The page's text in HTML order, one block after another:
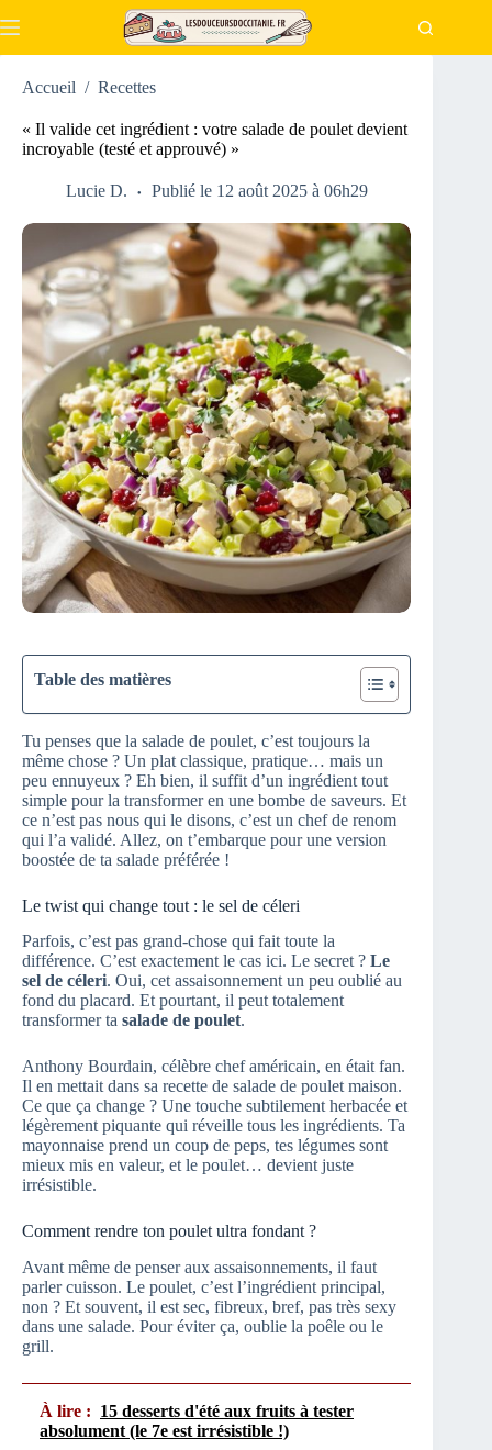
au
Accueil / Recettes
« Il valide cet ingrédient : votre salade de poulet devient
incroyable (testé et approuvé) »
Lucie D. Publié le 12 août 2025 à 06h29
Table des matières
Tu penses que la salade de poulet, c’est toujours la
même chose ? Un plat classique, pratique… mais un
peu ennuyeux ? Eh bien, il suffit d’un ingrédient tout
simple pour la transformer en une bombe de saveurs. Et
ce n’est pas nous qui le disons, c’est un chef de renom
qui l’a validé. Allez, on t’embarque pour une version
boostée de ta salade préférée !
Le twist qui change tout : le sel de céleri
Parfois, c’est pas grand-chose qui fait toute la
différence. C’est exactement le cas ici. Le secret ? Le
sel de céleri. Oui, cet assaisonnement un peu oublié au
fond du placard. Et pourtant, il peut totalement
transformer ta salade de poulet.
Anthony Bourdain, célèbre chef américain, en était fan.
Il en mettait dans sa recette de salade de poulet maison.
Ce que ça change ? Une touche subtilement herbacée et
légèrement piquante qui réveille tous les ingrédients. Ta
mayonnaise prend un coup de peps, tes légumes sont
mieux mis en valeur, et le poulet… devient juste
irrésistible.
Comment rendre ton poulet ultra fondant ?
Avant même de penser aux assaisonnements, il faut
parler cuisson. Le poulet, c’est l’ingrédient principal,
non ? Et souvent, il est sec, fibreux, bref, pas très sexy
dans une salade. Pour éviter ça, oublie la poêle ou le
grill.
À lire : 15 desserts d'été aux fruits à tester
absolument (le 7e est irrésistible !)